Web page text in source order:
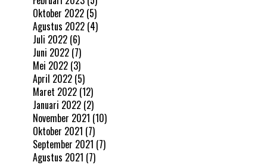
Oktober 2022 (5)
Agustus 2022 (4)
Juli 2022 (6)
Juni 2022 (7)
Mei 2022 (3)
April 2022 (5)
Maret 2022 (12)
Januari 2022 (2)
November 2021 (10)
Oktober 2021 (7)
September 2021 (7)
Agustus 2021 (7)